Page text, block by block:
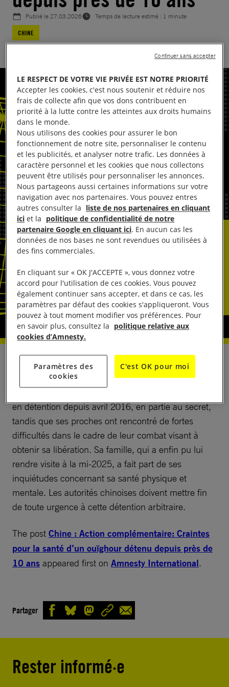
Publié le27.03.2026
Temps de lecture estimé : 1 minute
CHINE
Ekpar Asat n’est pas qu’un homme d’affaires instruit
ayant parcouru le monde ; il est également membre
en détention depuis avril 2016, en partie au secret,
tandis que ses proches ont rencontré de fortes
difficultés dans le cadre de leur combat visant à
obtenir sa libération. Sa famille, qui a enfin pu lui
rendre visite à la mi-2025, a fait part de ses
inquiétudes concernant sa santé physique et
mentale. Les autorités chinoises doivent mettre fin
de toute urgence à cette détention arbitraire.
The post Chine : Action complémentaire: Craintes
pour la santé d’un ouïghour détenu depuis près de
10 ans appeared first on Amnesty International.
Partager
Rester informé·e
LE RESPECT DE VOTRE VIE PRIVÉE EST NOTRE PRIORITÉ
Accepter les cookies, c'est nous soutenir et réduire nos
frais de collecte afin que vos dons contribuent en
priorité à la lutte contre les atteintes aux droits humains
dans le monde.
Nous utilisons des cookies pour assurer le bon
fonctionnement de notre site, personnaliser le contenu
et les publicités, et analyser notre trafic. Les données à
caractère personnel et les cookies que nous collectons
peuvent être utilisés pour personnaliser les annonces.
Nous partageons aussi certaines informations sur votre
navigation avec nos partenaires. Vous pouvez entres
autres consulter la liste de nos partenaires en cliquant
ici et la politique de confidentialité de notre
partenaire Google en cliquant ici. En aucun cas les
données de nos bases ne sont revendues ou utilisées à
des fins commerciales.
En cliquant sur « OK J'ACCEPTE », vous donnez votre
accord pour l'utilisation de ces cookies. Vous pouvez
également continuer sans accepter, et dans ce cas, les
paramètres par défaut des cookies s'appliqueront. Vous
pouvez à tout moment modifier vos préférences. Pour
en savoir plus, consultez la politique relative aux
cookies d’Amnesty.
Paramètres des
cookies
C'est OK pour moi
Continuer sans accepter